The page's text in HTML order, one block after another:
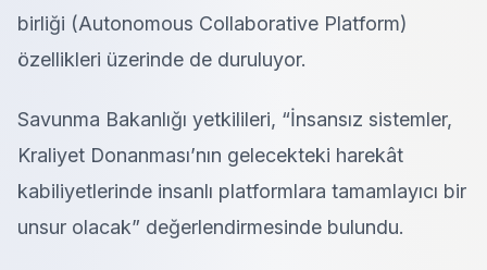
birliği (Autonomous Collaborative Platform)
özellikleri üzerinde de duruluyor.
Savunma Bakanlığı yetkilileri, “İnsansız sistemler,
Kraliyet Donanması’nın gelecekteki harekât
kabiliyetlerinde insanlı platformlara tamamlayıcı bir
unsur olacak” değerlendirmesinde bulundu.